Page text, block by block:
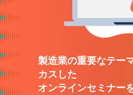
製造業の重要なテー
カスした
オンラインセミナー